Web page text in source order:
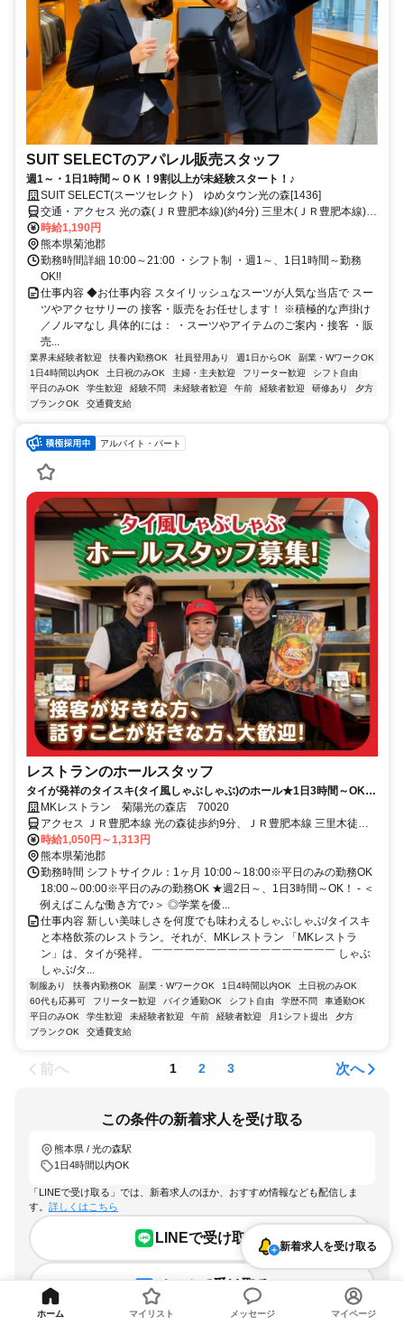
SUIT SELECTのアパレル販売スタッフ
週1～・1日1時間～ＯＫ！9割以上が未経験スタート！♪
SUIT SELECT(スーツセレクト) ゆめタウン光の森[1436]
交通・アクセス 光の森(ＪＲ豊肥本線)(約4分) 三里木(ＪＲ豊肥本線)
(約15分) 武蔵塚(ＪＲ豊肥本線)(約26分)
時給1,190円
熊本県菊池郡
勤務時間詳細 10:00～21:00 ・シフト制 ・週1～、1日1時間～勤務
OK!!
仕事内容 ◆お仕事内容 スタイリッシュなスーツが人気な当店で スー
ツやアクセサリーの 接客・販売をお任せします！ ※積極的な声掛け
／ノルマなし 具体的には： ・スーツやアイテムのご案内・接客 ・販
売...
業界未経験者歓迎 扶養内勤務OK 社員登用あり 週1日からOK
副業・WワークOK
1日4時間以内OK
土日祝のみOK 主婦・主夫歓迎 フリーター歓迎
シフト自由
平日のみOK
学生歓迎 経験不問 未経験者歓迎 午前 経験者歓迎 研修あり
夕方
ブランクOK
交通費支給
アルバイト・パート
レストランのホールスタッフ
タイが発祥のタイスキ(タイ風しゃぶしゃぶ)のホール★1日3時間～OK＜
幅広い世代が活躍中！＞
MKレストラン 菊陽光の森店 70020
アクセス ＪＲ豊肥本線 光の森徒歩約9分、ＪＲ豊肥本線 三里木徒歩
約18分、ＪＲ豊肥本線 武蔵塚徒歩約26分
時給1,050円～1,313円
熊本県菊池郡
勤務時間 シフトサイクル：1ヶ月 10:00～18:00※平日のみの勤務OK
18:00～00:00※平日のみの勤務OK ★週2日～、1日3時間～OK！ - ＜
例えばこんな働き方で♪＞ ◎学業を優...
仕事内容 新しい美味しさを何度でも味わえるしゃぶしゃぶ/タイスキ
と本格飲茶のレストラン。それが、MKレストラン 「MKレストラ
ン」は、タイが発祥。 ￣￣￣￣￣￣￣￣￣￣￣￣￣￣￣￣￣ しゃぶ
しゃぶ/タ...
制服あり 扶養内勤務OK 副業・WワークOK 1日4時間以内OK
土日祝のみOK
60代も応募可
フリーター歓迎 バイク通勤OK シフト自由 学歴不問
車通勤OK
平日のみOK
学生歓迎 未経験者歓迎 午前 経験者歓迎 月1シフト提出
夕方
ブランクOK
交通費支給
前へ 1 2 3 次へ
この条件の新着求人を受け取る
熊本県 / 光の森駅
1日4時間以内OK
「LINEで受け取る」では、新着求人のほか、おすすめ情報なども配信しま
す。 詳しくはこちら
LINEで受け取る
メールで受け取る
新着求人を受け取る
ホーム マイリスト メッセージ マイページ